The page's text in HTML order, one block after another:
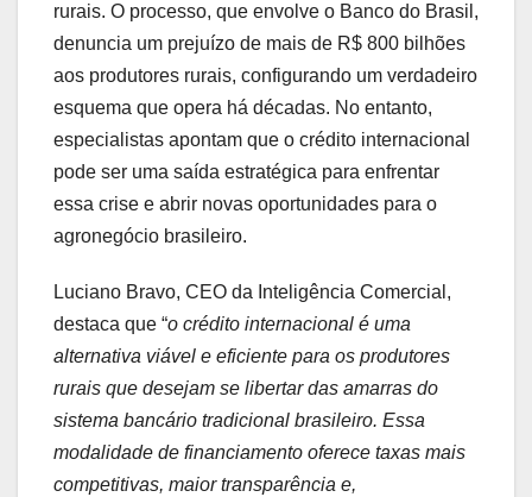
rurais. O processo, que envolve o Banco do Brasil,
denuncia um prejuízo de mais de R$ 800 bilhões
aos produtores rurais, configurando um verdadeiro
esquema que opera há décadas. No entanto,
especialistas apontam que o crédito internacional
pode ser uma saída estratégica para enfrentar
essa crise e abrir novas oportunidades para o
agronegócio brasileiro.
Luciano Bravo, CEO da Inteligência Comercial,
destaca que “o crédito internacional é uma
alternativa viável e eficiente para os produtores
rurais que desejam se libertar das amarras do
sistema bancário tradicional brasileiro. Essa
modalidade de financiamento oferece taxas mais
competitivas, maior transparência e,